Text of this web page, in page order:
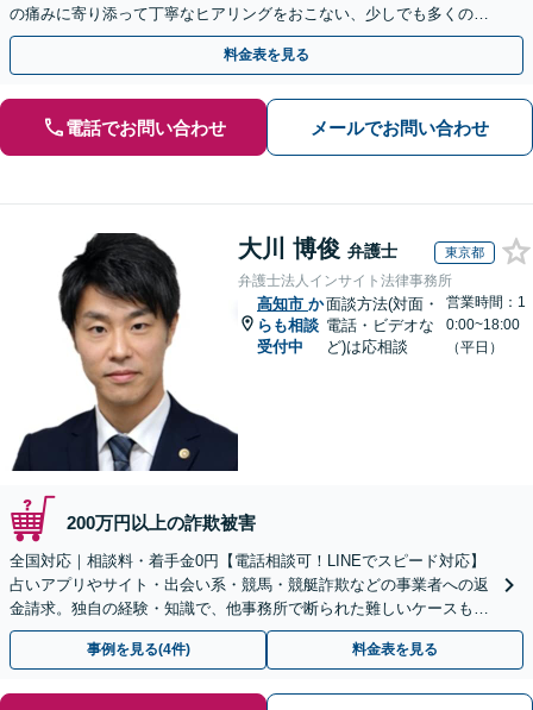
の痛みに寄り添って丁寧なヒアリングをおこない、少しでも多くの返
金が得られるよう尽力します！
料金表を見る
電話でお問い合わせ メールでお問い合わせ
大川 博俊 弁護士 東京都
弁護士法人インサイト法律事務所
高知市 か
らも相談
受付中
面談方法(対面・
電話・ビデオな
ど)は応相談
営業時間：1
0:00~18:00
（平日）
200万円以上の詐欺被害
全国対応｜相談料・着手金0円【電話相談可！LINEでスピード対応】
占いアプリやサイト・出会い系・競馬・競艇詐欺などの事業者への返
金請求。独自の経験・知識で、他事務所で断られた難しいケースも解
決に導いた実績あり。まずはお気軽にご相談ください
事例を見る(4件) 料金表を見る